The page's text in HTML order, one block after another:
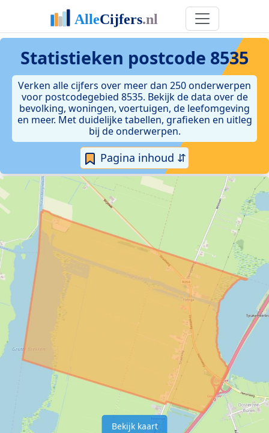
Statistieken postcode 8535
Verken alle cijfers over meer dan 250 onderwerpen
voor postcodegebied 8535. Bekijk de data over de
bevolking, woningen, voertuigen, de leefomgeving
en meer. Met duidelijke tabellen, grafieken en uitleg
bij de onderwerpen.
Pagina inhoud ⇵
Bekijk kaart